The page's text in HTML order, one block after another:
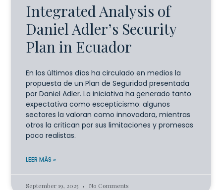
Integrated Analysis of
Daniel Adler’s Security
Plan in Ecuador
En los últimos días ha circulado en medios la
propuesta de un Plan de Seguridad presentada
por Daniel Adler. La iniciativa ha generado tanto
expectativa como escepticismo: algunos
sectores la valoran como innovadora, mientras
otros la critican por sus limitaciones y promesas
poco realistas.
LEER MÁS »
September 19, 2025 No Comments